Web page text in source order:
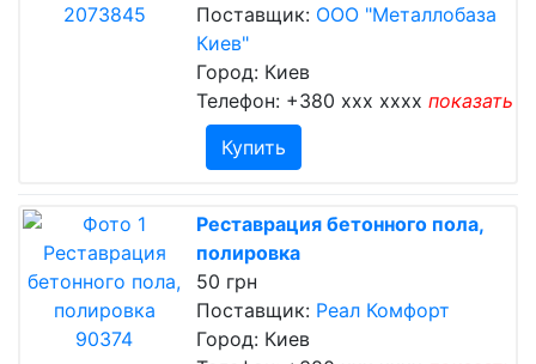
Поставщик: ООО "Металлобаза
Киев"
Город: Киев
Телефон: +380 xxx xxxx показать
Купить
Реставрация бетонного пола,
полировка
50 грн
Поставщик: Реал Комфорт
Город: Киев